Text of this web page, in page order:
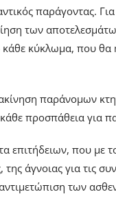
παράγοντας.
των
κύκλωμα, που θα
παράνομων
προσπάθεια για
επιτήδειων, που
άγνοιας για τις
των